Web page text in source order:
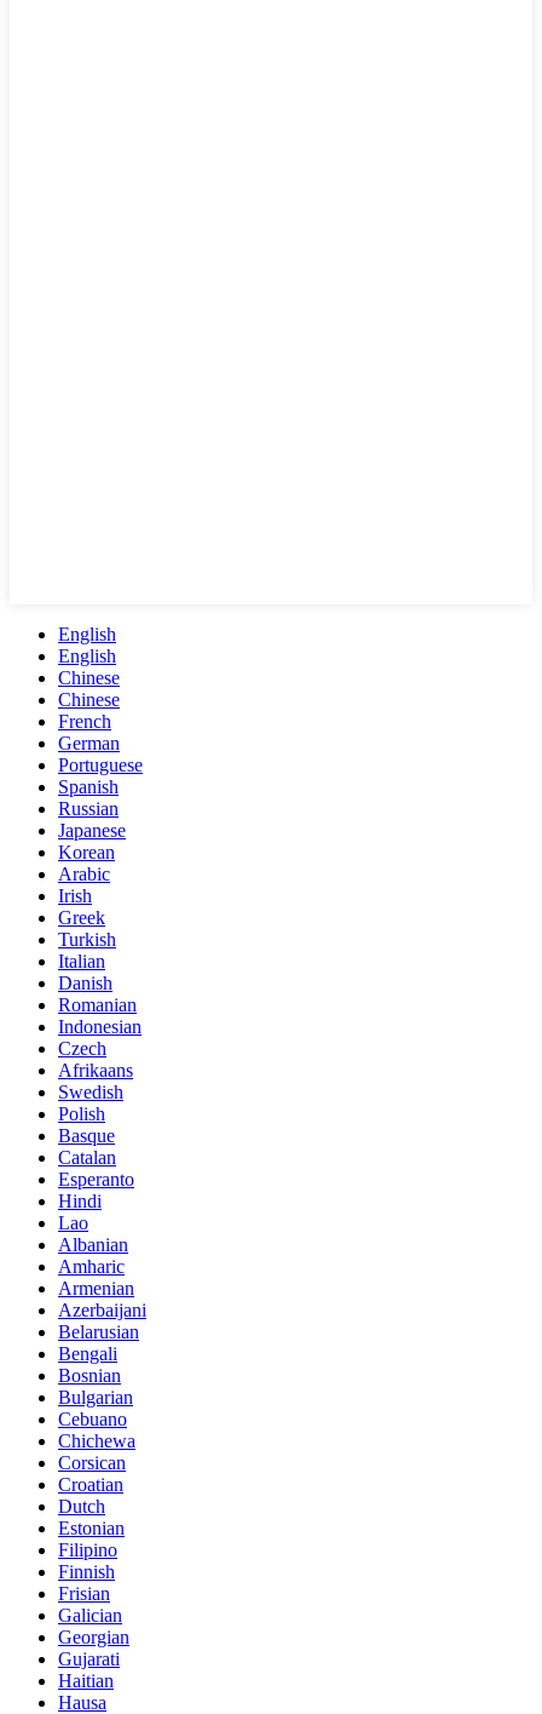
English
English
Chinese
Chinese
French
German
Portuguese
Spanish
Russian
Japanese
Korean
Arabic
Irish
Greek
Turkish
Italian
Danish
Romanian
Indonesian
Czech
Afrikaans
Swedish
Polish
Basque
Catalan
Esperanto
Hindi
Lao
Albanian
Amharic
Armenian
Azerbaijani
Belarusian
Bengali
Bosnian
Bulgarian
Cebuano
Chichewa
Corsican
Croatian
Dutch
Estonian
Filipino
Finnish
Frisian
Galician
Georgian
Gujarati
Haitian
Hausa